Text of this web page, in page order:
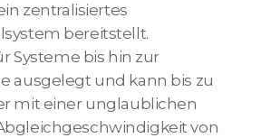
zentralisiertes
bereitstellt.
Systeme bis hin zur
ausgelegt und kann bis zu
mit einer unglaublichen
von